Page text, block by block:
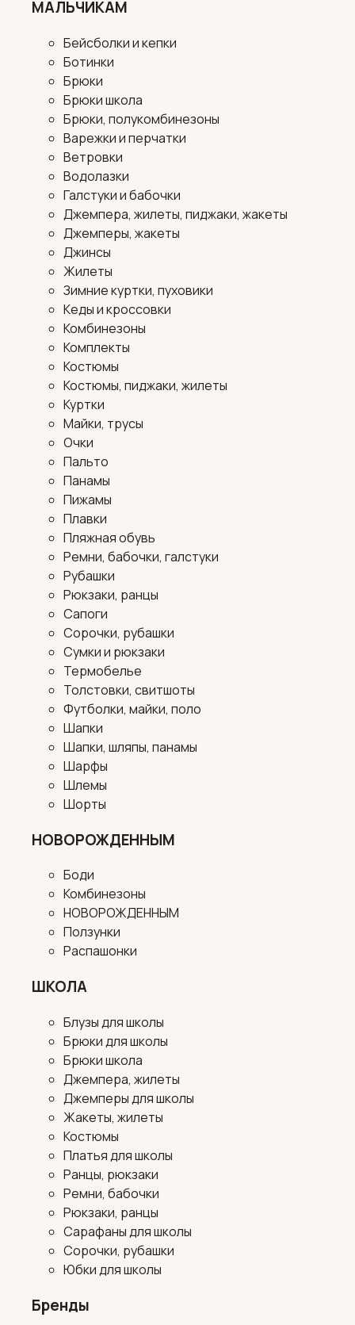
МАЛЬЧИКАМ
Бейсболки и кепки
Ботинки
Брюки
Брюки школа
Брюки, полукомбинезоны
Варежки и перчатки
Ветровки
Водолазки
Галстуки и бабочки
Джемпера, жилеты, пиджаки, жакеты
Джемперы, жакеты
Джинсы
Жилеты
Зимние куртки, пуховики
Кеды и кроссовки
Комбинезоны
Комплекты
Костюмы
Костюмы, пиджаки, жилеты
Куртки
Майки, трусы
Очки
Пальто
Панамы
Пижамы
Плавки
Пляжная обувь
Ремни, бабочки, галстуки
Рубашки
Рюкзаки, ранцы
Сапоги
Сорочки, рубашки
Сумки и рюкзаки
Термобелье
Толстовки, свитшоты
Футболки, майки, поло
Шапки
Шапки, шляпы, панамы
Шарфы
Шлемы
Шорты
НОВОРОЖДЕННЫМ
Боди
Комбинезоны
НОВОРОЖДЕННЫМ
Ползунки
Распашонки
ШКОЛА
Блузы для школы
Брюки для школы
Брюки школа
Джемпера, жилеты
Джемперы для школы
Жакеты, жилеты
Костюмы
Платья для школы
Ранцы, рюкзаки
Ремни, бабочки
Рюкзаки, ранцы
Сарафаны для школы
Сорочки, рубашки
Юбки для школы
Бренды